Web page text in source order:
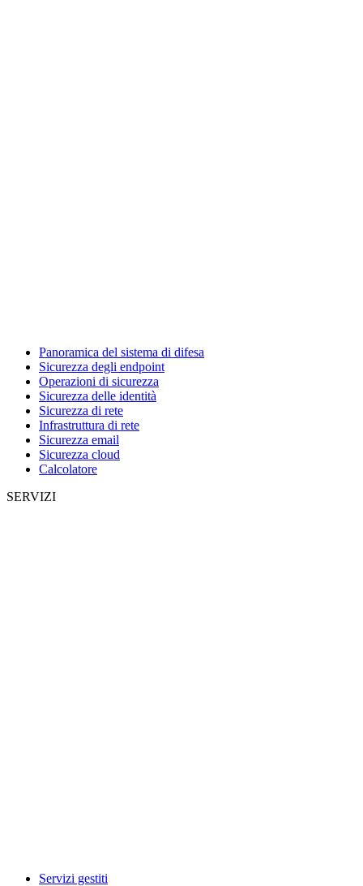
Panoramica del sistema di difesa
Sicurezza degli endpoint
Operazioni di sicurezza
Sicurezza delle identità
Sicurezza di rete
Infrastruttura di rete
Sicurezza email
Sicurezza cloud
Calcolatore
SERVIZI
Servizi gestiti